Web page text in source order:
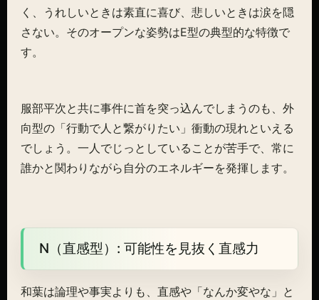
く、うれしいときは素直に喜び、悲しいときは涙を隠
さない。そのオープンな姿勢はE型の典型的な特徴で
す。
服部平次と共に事件に首を突っ込んでしまうのも、外
向型の「行動で人と繋がりたい」衝動の現れといえる
でしょう。一人でじっとしていることが苦手で、常に
誰かと関わりながら自分のエネルギーを発揮します。
N（直感型）: 可能性を見抜く直感力
和葉は論理や事実よりも、直感や「なんか変やな」と